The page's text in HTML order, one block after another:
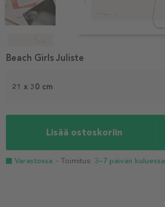
1
21 x 30 cm
Lisää ostoskoriin
Varastossa - Toimitus: 3–7 päivän kuluessa
Beach Girls Juliste